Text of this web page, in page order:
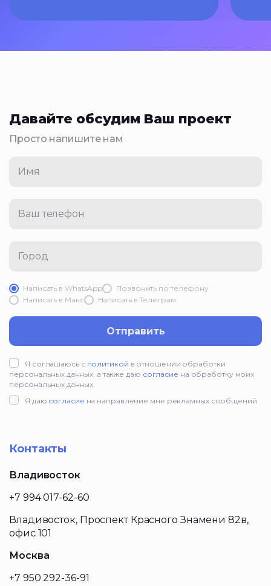
Давайте обсудим Ваш проект
Просто напишите нам
Имя
Ваш телефон
Город
Написать в WhatsApp
Позвонить по телефону
Написать в Mакс
Написать в Телеграм
Отправить
Я соглашаюсь с политикой в отношении обработки
персональных данных, а также даю согласие на обработку моих
персональных данных.
Я даю согласие на направление мне рекламных сообщений
Контакты
Владивосток
+7 994 017-62-60
Владивосток, Проспект Красного Знамени 82в,
офис 101
Москва
+7 950 292-36-91